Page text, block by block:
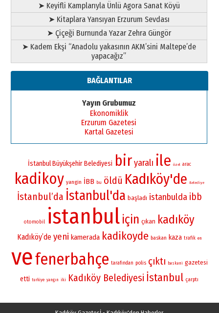
➤ Keyifli Kamplarıyla Ünlü Agora Sanat Köyü
➤ Kitaplara Yansıyan Erzurum Sevdası
➤ Çiçeği Burnunda Yazar Zehra Güngör
➤ Kadem Ekşi “Anadolu yakasının AKM’sini Maltepe’de
yapacağız”
BAĞLANTILAR
Yayın Grubumuz
Ekonomiklik
Erzurum Gazetesi
Kartal Gazetesi
İstanbul Büyükşehir Belediyesi biryaralı ile özel arac
kadikoy yangin İBB bu öldü Kadıköy'de Belediye
İstanbul’da İstanbul'da başladı istanbulda ibb
otomobil istanbul için çıkan kadıköy
Kadıköy’de yeni kamerada kadikoyde baskan kaza trafik en
vefenerbahçe tarafından polis çıktı baskani gazetesi
etti turkiye yangın iki Kadıköy Belediyesi İstanbul çarptı